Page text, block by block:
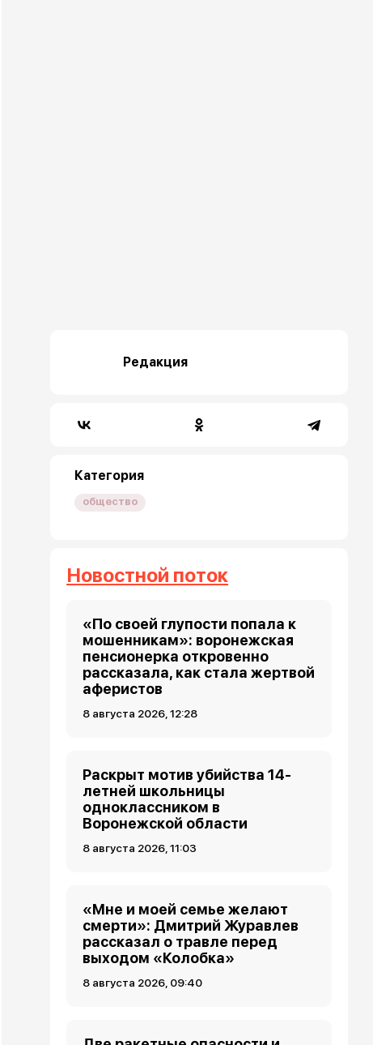
Редакция
Категория
общество
Новостной поток
«По своей глупости попала к
мошенникам»: воронежская
пенсионерка откровенно
рассказала, как стала жертвой
аферистов
8 августа 2026, 12:28
Раскрыт мотив убийства 14-
летней школьницы
одноклассником в
Воронежской области
8 августа 2026, 11:03
«Мне и моей семье желают
смерти»: Дмитрий Журавлев
рассказал о травле перед
выходом «Колобка»
8 августа 2026, 09:40